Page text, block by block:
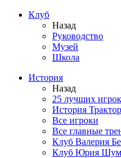
Клуб
Назад
Руководство
Музей
Школа
История
Назад
25 лучших
История
Все игроки
Все главные
Клуб Валерия
Клуб Юрия